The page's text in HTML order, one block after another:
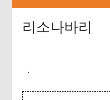
리소나바리
.